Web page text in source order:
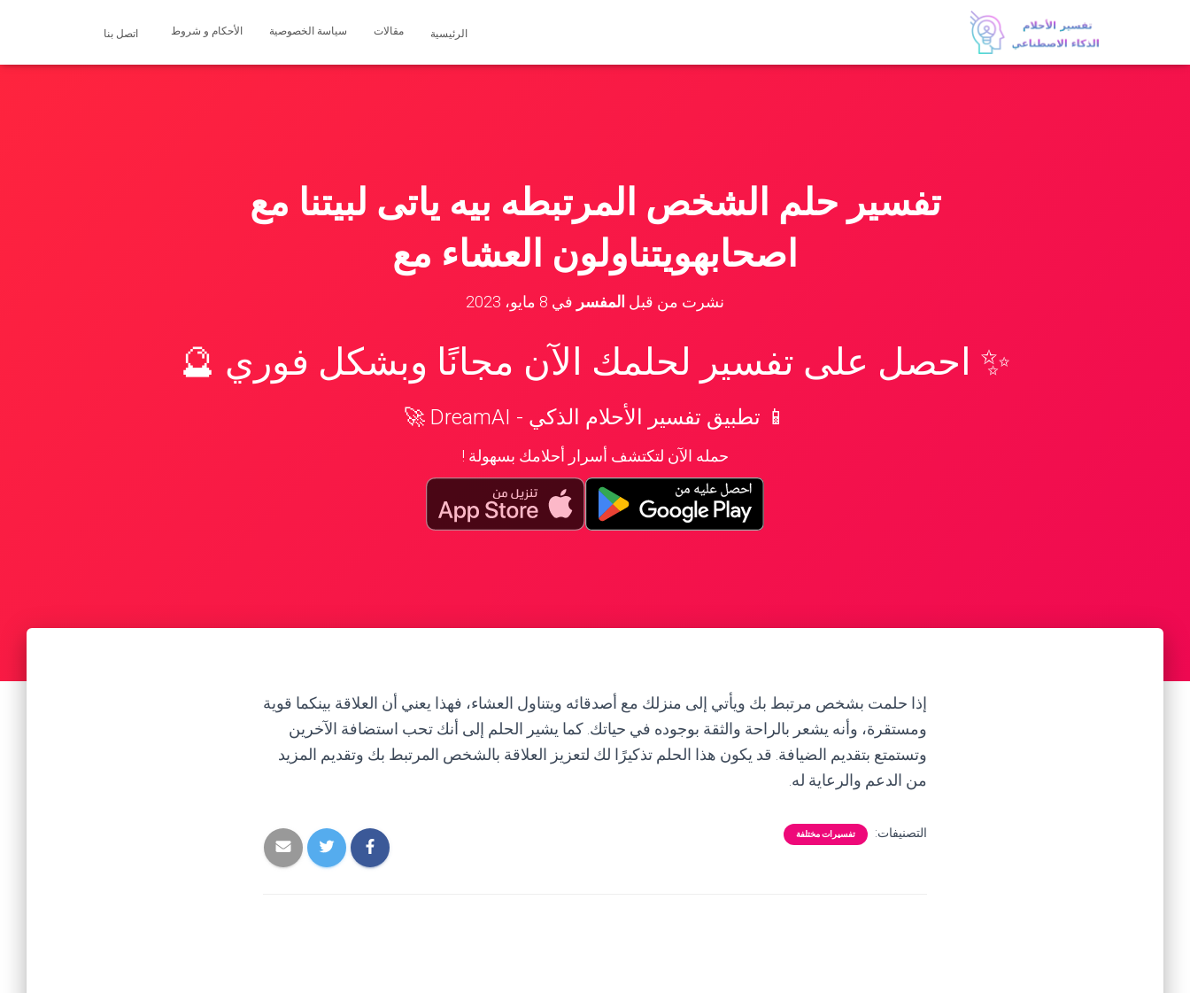
الرئيسية مقالات سياسة الخصوصية الأحكام و شروط اتصل بنا
تفسير حلم الشخص المرتبطه بيه ياتى لبيتنا مع
اصحابهويتناولون العشاء مع
نشرت من قبل المفسر في 8 مايو، 2023
✨ احصل على تفسير لحلمك الآن مجانًا وبشكل فوري 🔮
📱 تطبيق تفسير الأحلام الذكي - DreamAI 🚀
حمله الآن لتكتشف أسرار أحلامك بسهولة !
إذا حلمت بشخص مرتبط بك ويأتي إلى منزلك مع أصدقائه ويتناول العشاء، فهذا يعني أن العلاقة بينكما قوية
ومستقرة، وأنه يشعر بالراحة والثقة بوجوده في حياتك. كما يشير الحلم إلى أنك تحب استضافة الآخرين
وتستمتع بتقديم الضيافة. قد يكون هذا الحلم تذكيرًا لك لتعزيز العلاقة بالشخص المرتبط بك وتقديم المزيد
من الدعم والرعاية له.
التصنيفات: تفسيرات مختلفة